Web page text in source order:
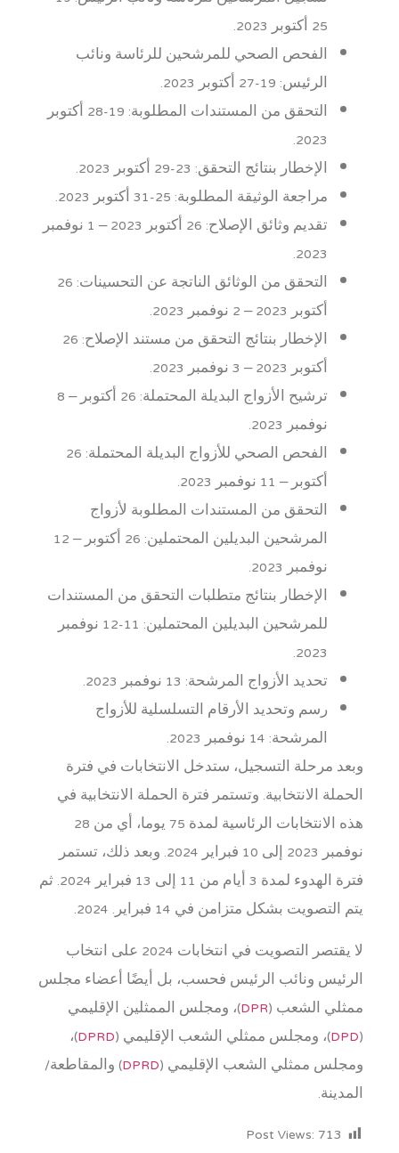
25 أكتوبر 2023.
الفحص الصحي للمرشحين للرئاسة ونائب
الرئيس: 19-27 أكتوبر 2023.
التحقق من المستندات المطلوبة: 19-28 أكتوبر
2023.
الإخطار بنتائج التحقق: 23-29 أكتوبر 2023.
مراجعة الوثيقة المطلوبة: 25-31 أكتوبر 2023.
تقديم وثائق الإصلاح: 26 أكتوبر 2023 – 1 نوفمبر
2023.
التحقق من الوثائق الناتجة عن التحسينات: 26
أكتوبر 2023 – 2 نوفمبر 2023.
الإخطار بنتائج التحقق من مستند الإصلاح: 26
أكتوبر 2023 – 3 نوفمبر 2023.
ترشيح الأزواج البديلة المحتملة: 26 أكتوبر – 8
نوفمبر 2023.
الفحص الصحي للأزواج البديلة المحتملة: 26
أكتوبر – 11 نوفمبر 2023.
التحقق من المستندات المطلوبة لأزواج
المرشحين البديلين المحتملين: 26 أكتوبر – 12
نوفمبر 2023.
الإخطار بنتائج متطلبات التحقق من المستندات
للمرشحين البديلين المحتملين: 11-12 نوفمبر
2023.
تحديد الأزواج المرشحة: 13 نوفمبر 2023.
رسم وتحديد الأرقام التسلسلية للأزواج
المرشحة: 14 نوفمبر 2023.
وبعد مرحلة التسجيل، ستدخل الانتخابات في فترة
الحملة الانتخابية. وتستمر فترة الحملة الانتخابية في
هذه الانتخابات الرئاسية لمدة 75 يوما، أي من 28
نوفمبر 2023 إلى 10 فبراير 2024. وبعد ذلك، تستمر
فترة الهدوء لمدة 3 أيام من 11 إلى 13 فبراير 2024. ثم
يتم التصويت بشكل متزامن في 14 فبراير. 2024.
لا يقتصر التصويت في انتخابات 2024 على انتخاب
الرئيس ونائب الرئيس فحسب، بل أيضًا أعضاء مجلس
ممثلي الشعب (DPR)، ومجلس الممثلين الإقليمي
(
DPD)، ومجلس ممثلي الشعب الإقليمي (DPRD)،
ومجلس ممثلي الشعب الإقليمي (DPRD) والمقاطعة/
المدينة.
Post Views:713